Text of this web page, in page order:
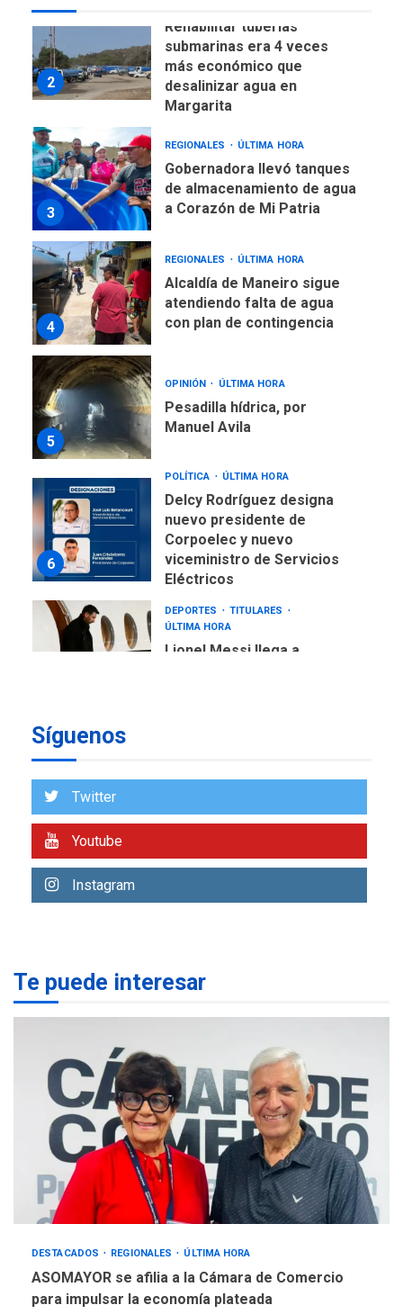
2
Rehabilitar tuberías
submarinas era 4 veces
más económico que
desalinizar agua en
Margarita
3
REGIONALES ÚLTIMA HORA
Gobernadora llevó tanques
de almacenamiento de agua
a Corazón de Mi Patria
4
REGIONALES ÚLTIMA HORA
Alcaldía de Maneiro sigue
atendiendo falta de agua
con plan de contingencia
5
OPINIÓN ÚLTIMA HORA
Pesadilla hídrica, por
Manuel Avila
6
POLÍTICA ÚLTIMA HORA
Delcy Rodríguez designa
nuevo presidente de
Corpoelec y nuevo
viceministro de Servicios
Eléctricos
DEPORTES
TITULARES
ÚLTIMA HORA
Lionel Messi llega a
1
Cámara de Comercio para
plateada
submarinas era 4 veces
3
de almacenamiento de agua
a Corazón de Mi Patria
4
REGIONALES ÚLTIMA HORA
Alcaldía de Maneiro sigue
atendiendo falta de agua
con plan de contingencia
5
OPINIÓN
Pesadilla hídrica, por
Síguenos
Twitter
Youtube
Instagram
Te puede interesar
DESTACADOS REGIONALES ÚLTIMA HORA
ASOMAYOR se afilia a la Cámara de Comercio
para impulsar la economía plateada